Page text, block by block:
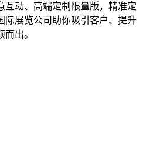
互动、高端定制限量版，精准定
际展览公司助你吸引客户、提升
出。